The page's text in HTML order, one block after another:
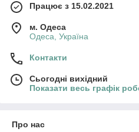
Працює з 15.02.2021
м. Одеса
Одеса, Україна
Контакти
Сьогодні вихідний
Показати весь графік
Про нас